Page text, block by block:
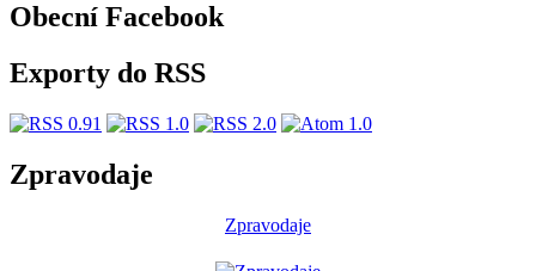
Obecní Facebook
Exporty do RSS
Zpravodaje
Zpravodaje